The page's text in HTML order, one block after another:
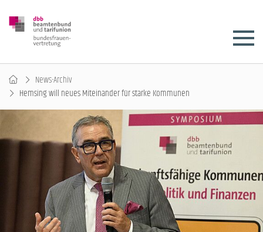
News-Archiv
Hemsing will neues Miteinander für starke Kommunen